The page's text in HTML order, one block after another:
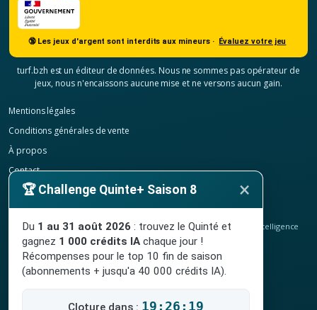
🔞 Les jeux d'argent sont interdits aux mineurs · Évaluez votre jeu
turf.bzh est un éditeur de données. Nous ne sommes pas opérateur de
jeux, nous n'encaissons aucune mise et ne versons aucun gain.
Mentions légales
Conditions générales de vente
À propos
Contact
Confidentialité
Résilier mon abonnement
© 2020-2026 TURF.bzh, analyses hippiques, classement ELO et intelligence
artificielle.
Site indépendant, sans lien avec le PMU. Jeu interdit aux mineurs.
🏆 Challenge Quinte+ Saison 8 ×
Du 1 au 31 août 2026 : trouvez le Quinté et
gagnez 1 000 crédits IA chaque jour !
Récompenses pour le top 10 fin de saison
(abonnements + jusqu'a 40 000 crédits IA).
Cloture dans : 19:26:18